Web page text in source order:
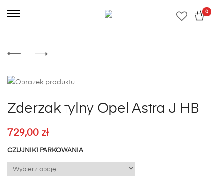
0
Zderzak tylny Opel Astra J HB
729,00 zł
CZUJNIKI PARKOWANIA